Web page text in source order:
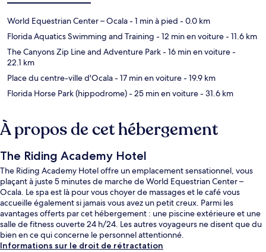
World Equestrian Center – Ocala- 1 min à pied - 0.0 km
Florida Aquatics Swimming and Training - 12 min en voiture- 11.6 km
The Canyons Zip Line and Adventure Park- 16 min en voiture-
22.1 km
Place du centre-ville d'Ocala- 17 min en voiture- 19.9 km
Florida Horse Park (hippodrome)- 25 min en voiture- 31.6 km
À propos de cet hébergement
The Riding Academy Hotel
The Riding Academy Hotel offre un emplacement sensationnel, vous
plaçant à juste 5 minutes de marche de World Equestrian Center –
Ocala. Le spa est là pour vous choyer de massages et le café vous
accueille également si jamais vous avez un petit creux. Parmi les
avantages offerts par cet hébergement : une piscine extérieure et une
salle de fitness ouverte 24 h/24. Les autres voyageurs ne disent que du
bien en ce qui concerne le personnel attentionné.
Informations sur le droit de rétractation